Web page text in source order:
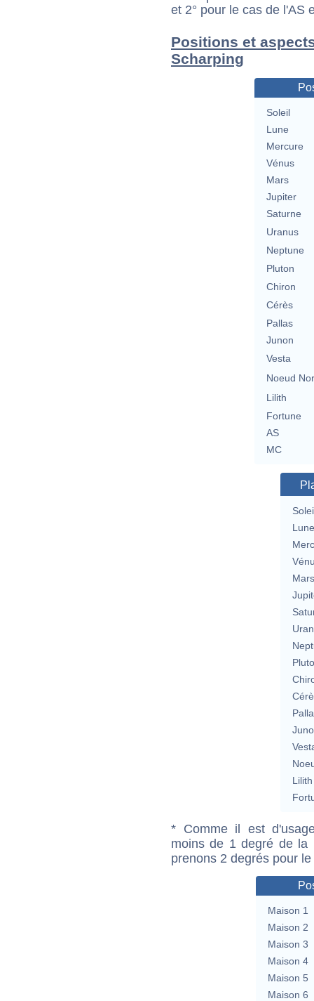
et 2° pour le cas de l'AS
Positions et
Scharping
Soleil
Lune
Mercure
Vénus
Mars
Jupiter
Saturne
Uranus
Neptune
Pluton
Chiron
Cérès
Pallas
Junon
Vesta
Noeud
Lilith
Fortune
AS
MC
Lune
Mars
Lilith
* Comme il est
moins de 1 degré de la
prenons 2 degrés pour
Maison 1
Maison 2
Maison 3
Maison 4
Maison 5
Maison 6